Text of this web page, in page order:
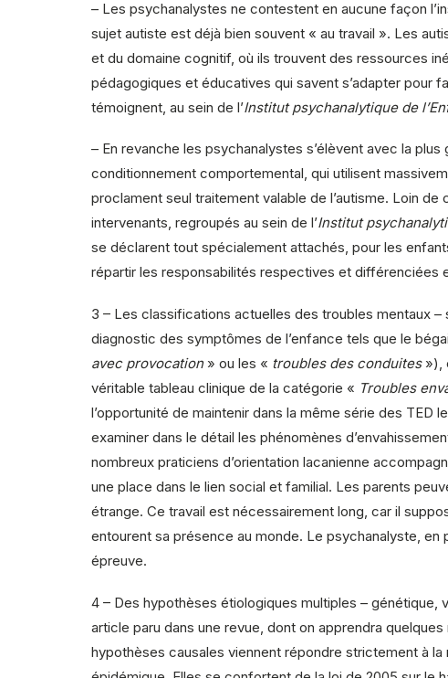
– Les psychanalystes ne contestent en aucune façon
sujet autiste est déjà bien souvent « au travail ». Les
et du domaine cognitif, où ils trouvent des ressources
pédagogiques et éducatives qui savent s’adapter pour
témoignent, au sein de l’Institut psychanalytique de
– En revanche les psychanalystes s’élèvent avec la
conditionnement comportemental, qui utilisent
proclament seul traitement valable de l’autisme. Loin
intervenants, regroupés au sein de l’Institut
se déclarent tout spécialement attachés, pour les
répartir les responsabilités respectives et différenciées
3 – Les classifications actuelles des troubles mentaux
diagnostic des symptômes de l’enfance tels que le
avec provocation» ou les « troubles des conduites»),
véritable tableau clinique de la catégorie « Troubles
l’opportunité de maintenir dans la même série des
examiner dans le détail les phénomènes
nombreux praticiens d’orientation lacanienne
une place dans le lien social et familial. Les parents
étrange. Ce travail est nécessairement long, car il
entourent sa présence au monde. Le psychanalyste,
épreuve.
4 – Des hypothèses étiologiques multiples – génétique,
article paru dans une revue, dont on apprendra
hypothèses causales viennent répondre strictement à